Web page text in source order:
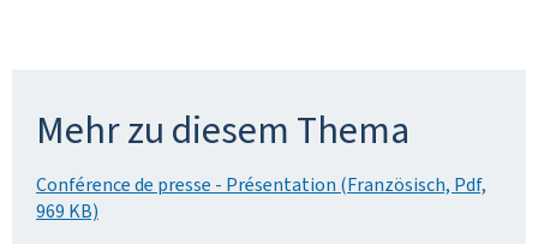
Mehr zu diesem Thema
Conférence de presse - Présentation (Französisch, Pdf,
969 KB)